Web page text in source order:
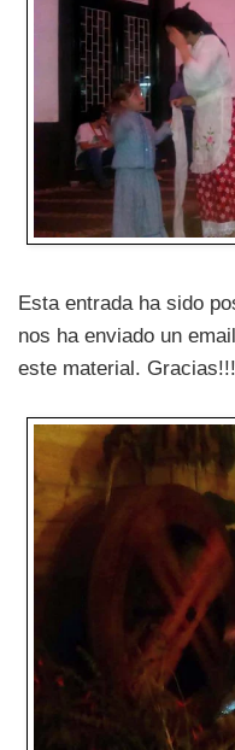
Esta entrada ha sido
nos ha enviado un
este material. Gracias!!!